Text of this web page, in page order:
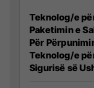
Teknolog/e
Paketimin e
Për
Teknolog/e
Sigurisë së